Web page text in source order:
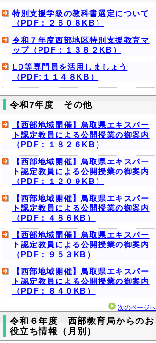
特別支援学級の教科書選定について
（PDF：２６０８KB）
令和７年度西部地区特別支援教育マ
ップ（PDF：１３８２KB）
LD等専門員を活用しましょう
（PDF:１１４８KB）
令和7年度 その他
【西部地域開催】鳥取県エキスパー
ト認定教員による公開授業の御案内
（PDF：１８２６KB）
【西部地域開催】鳥取県エキスパー
ト認定教員による公開授業の御案内
（PDF：１２０９KB）
【西部地域開催】鳥取県エキスパー
ト認定教員による公開授業の御案内
（PDF：４８６KB）
【西部地域開催】鳥取県エキスパー
ト認定教員による公開授業の御案内
（PDF：９５３KB）
【西部地域開催】鳥取県エキスパー
ト認定教員による公開授業の御案内
（PDF：８４０KB）
次のページへ
令和６年度 西部教育局からのお
役立ち情報（月別）